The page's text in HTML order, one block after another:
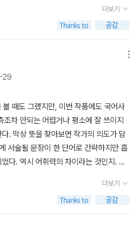
수함과 그를 둘러싼 인물들의 ‘따뜻함’
이 넘칠 듯하여 소개하지 않은 인물들이
살아나온 곤을 거둬준 ‘강하’와 그의 할
방식은 잘못되었지만 곤을 위하는 마음
의 마음을 애잔하고 뭉클하게 하는 인
금 강하를 떠올리니 왠지 코 끝이 찡…).
다. ‘어두운 분위기의 소설은 절대 못 읽
한번쯤은 읽어봤으면 싶다.
기의 이름이며, 그 크기는 몇 천 리나 되는
만히 놀며 잘 지내는 것이 아니라 '붕'이
'과 같은 순수하고 기적적인 존재가 숨어
같다. 곤을 발견해 곤이 날 수 있도록 도
간의 몫이라고 말하는 것 같다.
은 그 자체로 바닥없는 물이기도 하고.서
유년기를 보내서 그런지, 나는 막연히
릴 적에는 맨발로 해변을 밟는 것을 좋아
바닥에 들러 붙은 알갱이들을 씻어내는
었다. 이십대 초반에는 날을 잡아 한강
아침마다 조깅을 한다는 그 강변을, 나는
그 자체인지, 고요를 집어 삼킬 만큼 웅
사람을 끌어당기는 무언가 있었다. 바다,
닌지라 책을 읽을 때 해수면이 어떤 모양
떤 냄새가 났는지 생각을 하느라 책장 넘
로의 행렬보다 아름다움으로 넘치는 유
서지는 물거품을 밟고 깊이 들어갈수록
계를. 책은 분명 종이로 이루어져 있음에
오는 날에 읽어서 그랬을까. 물비린내가
더보기
29
때도 그랬지만, 이번 작품에도 국어사
차 안되는 어렵거나 평소에 잘 쓰이지
. 막상 뜻을 찾아보면 작가의 의도가 담
서술될 문장이 한 단어로 간략하지만 흡
다. 역시 어휘력의 차이라는 것인지. 이
것을 주우려 하다가 강물에 빠지게 된다.
등장하여 목숨을 건지게 되고, 그 남자
그의 이름은 “곤”, 생활고에 임금체불로
더보기